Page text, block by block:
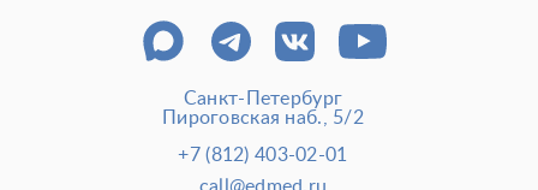
Цены Налоговый вычет Акции
Лицензии и сертификаты
Новости и СМИ Cтатьи и публикации
Санкт-Петербург
Пироговская наб., 5/2
+7 (812) 403-02-01